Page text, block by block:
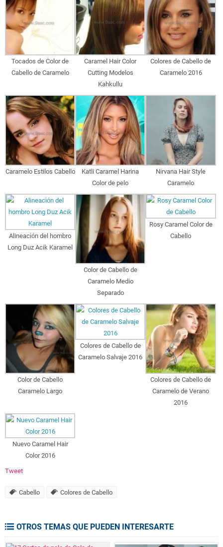
Tocados de Color de
Cabello de Caramelo
Caramel Hair Color
Cutting Modelos
Kahkullu
Colores de Cabello de
Caramelo 2016
Caramelo Estilos Cabello
Katli Caramel Harina
Color de pelo
Nirvana Hair Style
Caramelo
Alineación del hombro
Long Duz Acik Karamel
Color de Cabello de
Caramelo Medio
Separado
Rosy Caramel Color de
Cabello
Color de Cabello
Caramelo Largo
Colores de Cabello de
Caramelo Salvaje 2016
Colores de Cabello de
Caramelo de Verano
2016
Nuevo Caramel Hair
Color 2016
Tweet
Cabello Colores de Cabello
OTROS TEMAS QUE PUEDEN INTERESARTE